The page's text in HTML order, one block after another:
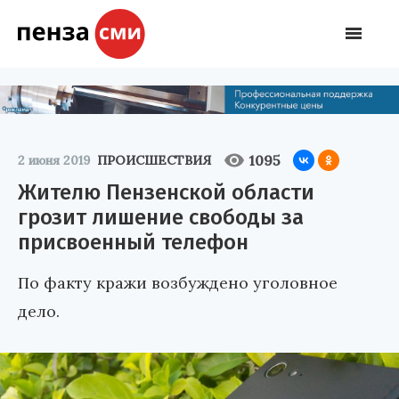
2 июня 2019 ПРОИСШЕСТВИЯ 1095
Жителю Пензенской области
грозит лишение свободы за
присвоенный телефон
По факту кражи возбуждено уголовное
дело.